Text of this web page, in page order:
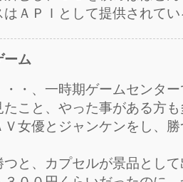
はＡＰＩとして提供されて
ーム
・・、一時期ゲームセンタ
たこと、やった事がある方
Ｖ女優とジャンケンをし、
つと、カプセルが景品とし